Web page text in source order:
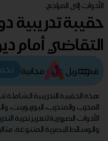
الأدوات إلى المراجع.
حقيبة تدريبية
التقاضي أمام
قم بتنزيل عينة مجانية
هذه الحقيبة التدريبية
المدرب والمتدرب، البوربوينت،
الأدوات الضرورية لتعزيز تجربة
والوسائط البصرية المتنوعة.